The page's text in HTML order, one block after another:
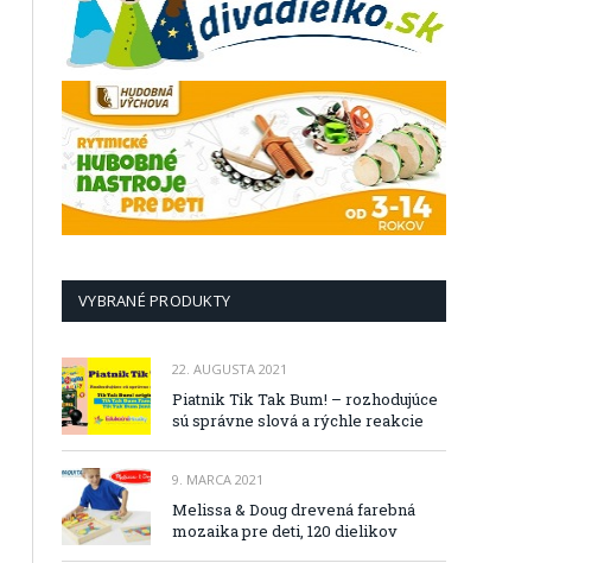
VYBRANÉ PRODUKTY
22. AUGUSTA 2021
Piatnik Tik Tak Bum! – rozhodujúce
sú správne slová a rýchle reakcie
9. MARCA 2021
Melissa & Doug drevená farebná
mozaika pre deti, 120 dielikov